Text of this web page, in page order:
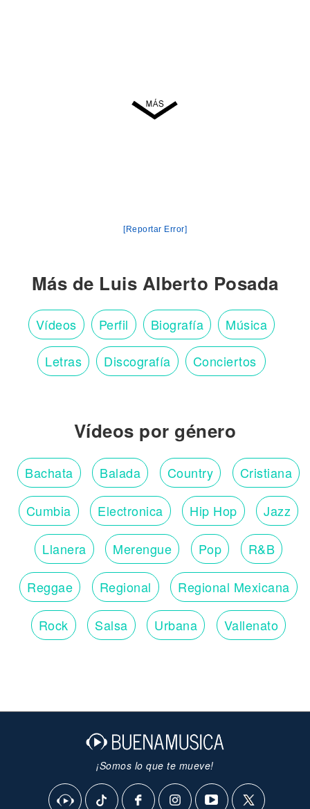
[Reportar Error]
Más de Luis Alberto Posada
Vídeos Perfil Biografía Música
Letras Discografía Conciertos
Vídeos por género
Bachata Balada Country Cristiana
Cumbia Electronica Hip Hop Jazz
Llanera Merengue Pop R&B
Reggae Regional Regional Mexicana
Rock Salsa Urbana Vallenato
¡Somos lo que te mueve!